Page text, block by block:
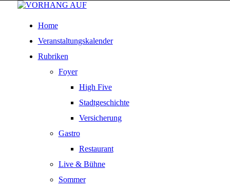
Home
Veranstaltungskalender
Rubriken
Foyer
High Five
Stadtgeschichte
Versicherung
Gastro
Restaurant
Live & Bühne
Sommer